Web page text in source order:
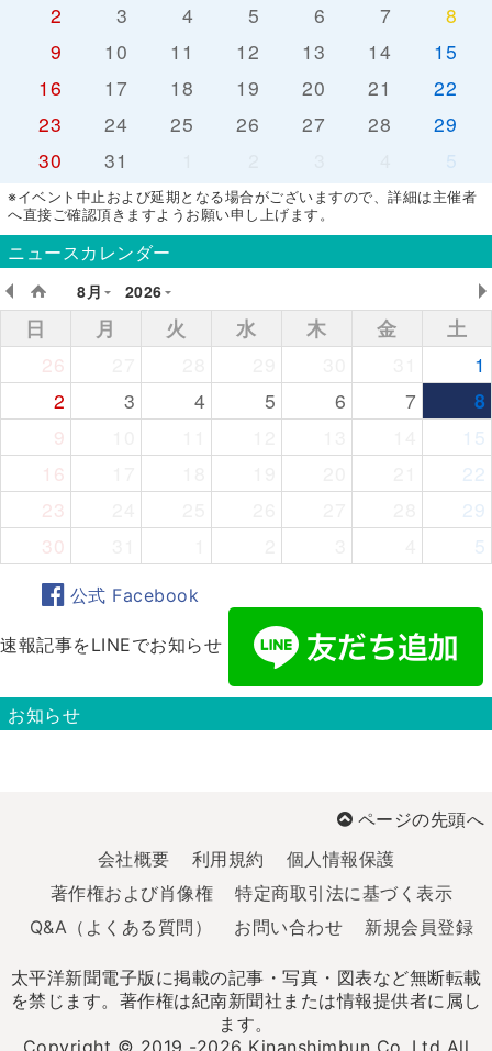
2
3 4 5 6 7
8
9
10 11 12 13 14
15
16
17 18 19 20 21
22
23
24 25 26 27 28
29
30
31 5
※イベント中止および延期となる場合がございますので、詳細は主催者
へ直接ご確認頂きますようお願い申し上げます。
ニュースカレンダー
8月
2026
日 月 火 水 木 金
土
26
1
2
3 4 5 6 7
8
9
15
16
22
23
29
30
5
公式 Facebook
速報記事をLINEでお知らせ
お知らせ
ページの先頭へ
会社概要
利用規約
個人情報保護
著作権および肖像権
特定商取引法に基づく表示
Q&A（よくある質問）
お問い合わせ 新規会員登録
太平洋新聞電子版に掲載の記事・写真・図表など無断転載
を禁じます。著作権は紀南新聞社または情報提供者に属し
ます。